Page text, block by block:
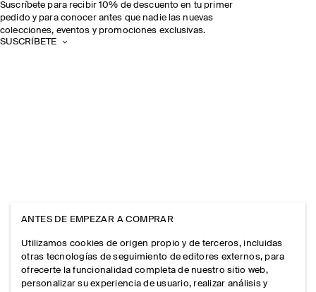
Suscríbete para recibir 10% de descuento en tu primer
pedido y para conocer antes que nadie las nuevas
colecciones, eventos y promociones exclusivas.
SUSCRÍBETE
ANTES DE EMPEZAR A COMPRAR
Utilizamos cookies de origen propio y de terceros, incluidas
otras tecnologías de seguimiento de editores externos, para
ofrecerte la funcionalidad completa de nuestro sitio web,
personalizar su experiencia de usuario, realizar análisis y